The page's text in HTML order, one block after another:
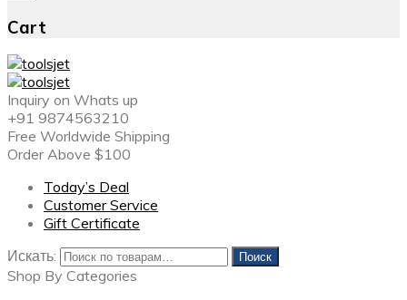
Cart
Inquiry on Whats up
+91 9874563210
Free Worldwide Shipping
Order Above $100
Today’s Deal
Customer Service
Gift Certificate
Искать:
Поиск
Shop By Categories